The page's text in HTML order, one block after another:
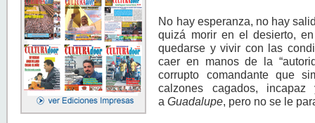
No hay esperanza, no hay
quizá morir en el desierto,
quedarse y vivir con las
caer en manos de la
corrupto comandante que
calzones cagados,
aGuadalupe, pero no se le